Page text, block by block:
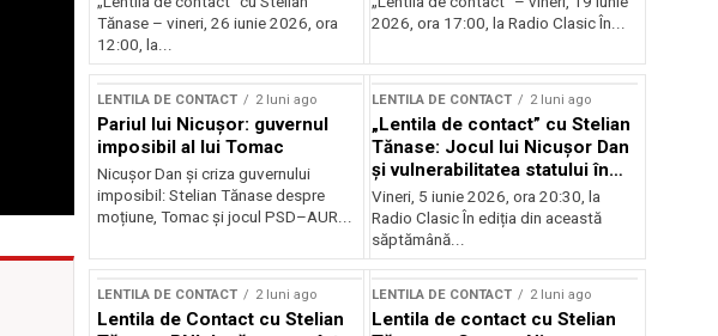
Tănase – vineri, 26 iunie 2026, ora
12:00, la...
2026, ora 17:00, la Radio Clasic În...
LENTILA DE CONTACT 2 luni ago
Pariul lui Nicușor: guvernul
imposibil al lui Tomac
Nicușor Dan și criza guvernului
imposibil: Stelian Tănase despre
moțiune, Tomac și jocul PSD–AUR...
LENTILA DE CONTACT 2 luni ago
„Lentila de contact” cu Stelian
Tănase: Jocul lui Nicușor Dan
și vulnerabilitatea statului în
fața crizelor
Vineri, 5 iunie 2026, ora 20:30, la
Radio Clasic În ediția din această
săptămână...
LENTILA DE CONTACT 2 luni ago
Lentila de Contact cu Stelian
LENTILA DE CONTACT 2 luni ago
Lentila de contact cu Stelian